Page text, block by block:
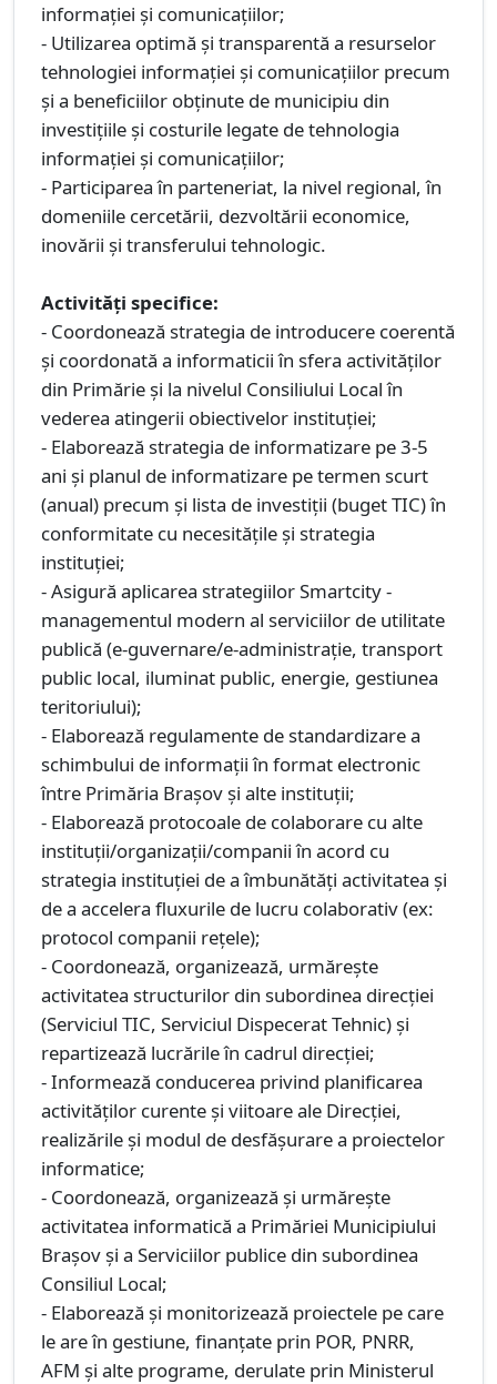
informaţiei şi comunicaţiilor;
- Utilizarea optimă şi transparentă a resurselor
tehnologiei informaţiei şi comunicaţiilor precum
şi a beneficiilor obţinute de municipiu din
investiţiile şi costurile legate de tehnologia
informaţiei şi comunicaţiilor;
- Participarea în parteneriat, la nivel regional, în
domeniile cercetării, dezvoltării economice,
inovării și transferului tehnologic.
Activități specifice:
- Coordonează strategia de introducere coerentă
şi coordonată a informaticii în sfera activităţilor
din Primărie şi la nivelul Consiliului Local în
vederea atingerii obiectivelor instituţiei;
- Elaborează strategia de informatizare pe 3-5
ani şi planul de informatizare pe termen scurt
(anual) precum şi lista de investiţii (buget TIC) în
conformitate cu necesităţile şi strategia
instituţiei;
- Asigură aplicarea strategiilor Smartcity -
managementul modern al serviciilor de utilitate
publică (e-guvernare/e-administrație, transport
public local, iluminat public, energie, gestiunea
teritoriului);
- Elaborează regulamente de standardizare a
schimbului de informații în format electronic
între Primăria Braşov şi alte instituţii;
- Elaborează protocoale de colaborare cu alte
instituţii/organizaţii/companii în acord cu
strategia instituţiei de a îmbunătăţi activitatea și
de a accelera fluxurile de lucru colaborativ (ex:
protocol companii reţele);
- Coordonează, organizează, urmăreşte
activitatea structurilor din subordinea direcției
(Serviciul TIC, Serviciul Dispecerat Tehnic) şi
repartizează lucrările în cadrul direcţiei;
- Informează conducerea privind planificarea
activităţilor curente şi viitoare ale Direcției,
realizările şi modul de desfăşurare a proiectelor
informatice;
- Coordonează, organizează şi urmăreşte
activitatea informatică a Primăriei Municipiului
Braşov şi a Serviciilor publice din subordinea
Consiliul Local;
- Elaborează şi monitorizează proiectele pe care
le are în gestiune, finanțate prin POR, PNRR,
AFM și alte programe, derulate prin Ministerul